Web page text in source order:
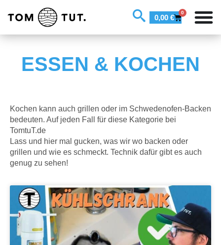
0,00 €
0
ESSEN & KOCHEN
Kochen kann auch grillen oder im Schwedenofen-Backen
bedeuten. Auf jeden Fall für diese Kategorie bei
TomtuT.de
Lass und hier mal gucken, was wir wo backen oder
grillen und wie es schmeckt. Technik dafür gibt es auch
genug zu sehen!